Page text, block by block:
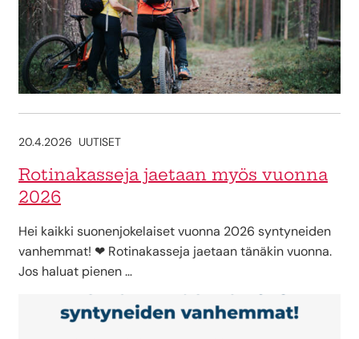
20.4.2026 UUTISET
Rotinakasseja jaetaan myös vuonna
2026
Hei kaikki suonenjokelaiset vuonna 2026 syntyneiden
vanhemmat! ❤ Rotinakasseja jaetaan tänäkin vuonna.
Jos haluat pienen …